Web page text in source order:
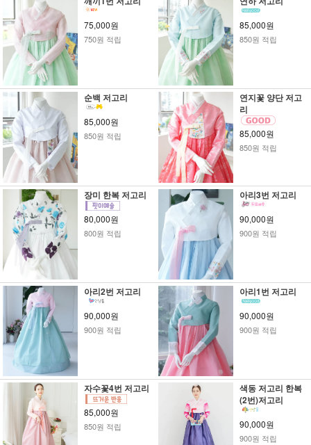
75,000원
750원 적립
85,000원
850원 적립
순백 저고리
85,000원
850원 적립
연지꽃 양단 저고
리
85,000원
850원 적립
장미 한복 저고리
80,000원
800원 적립
아리3번 저고리
90,000원
900원 적립
아리2번 저고리
90,000원
900원 적립
아리1번 저고리
90,000원
900원 적립
자수꽃4번 저고리
85,000원
850원 적립
색동 저고리 한복
(2번)저고리
90,000원
900원 적립